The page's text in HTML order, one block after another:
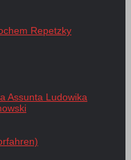
Repetzky
Assunta Ludowika